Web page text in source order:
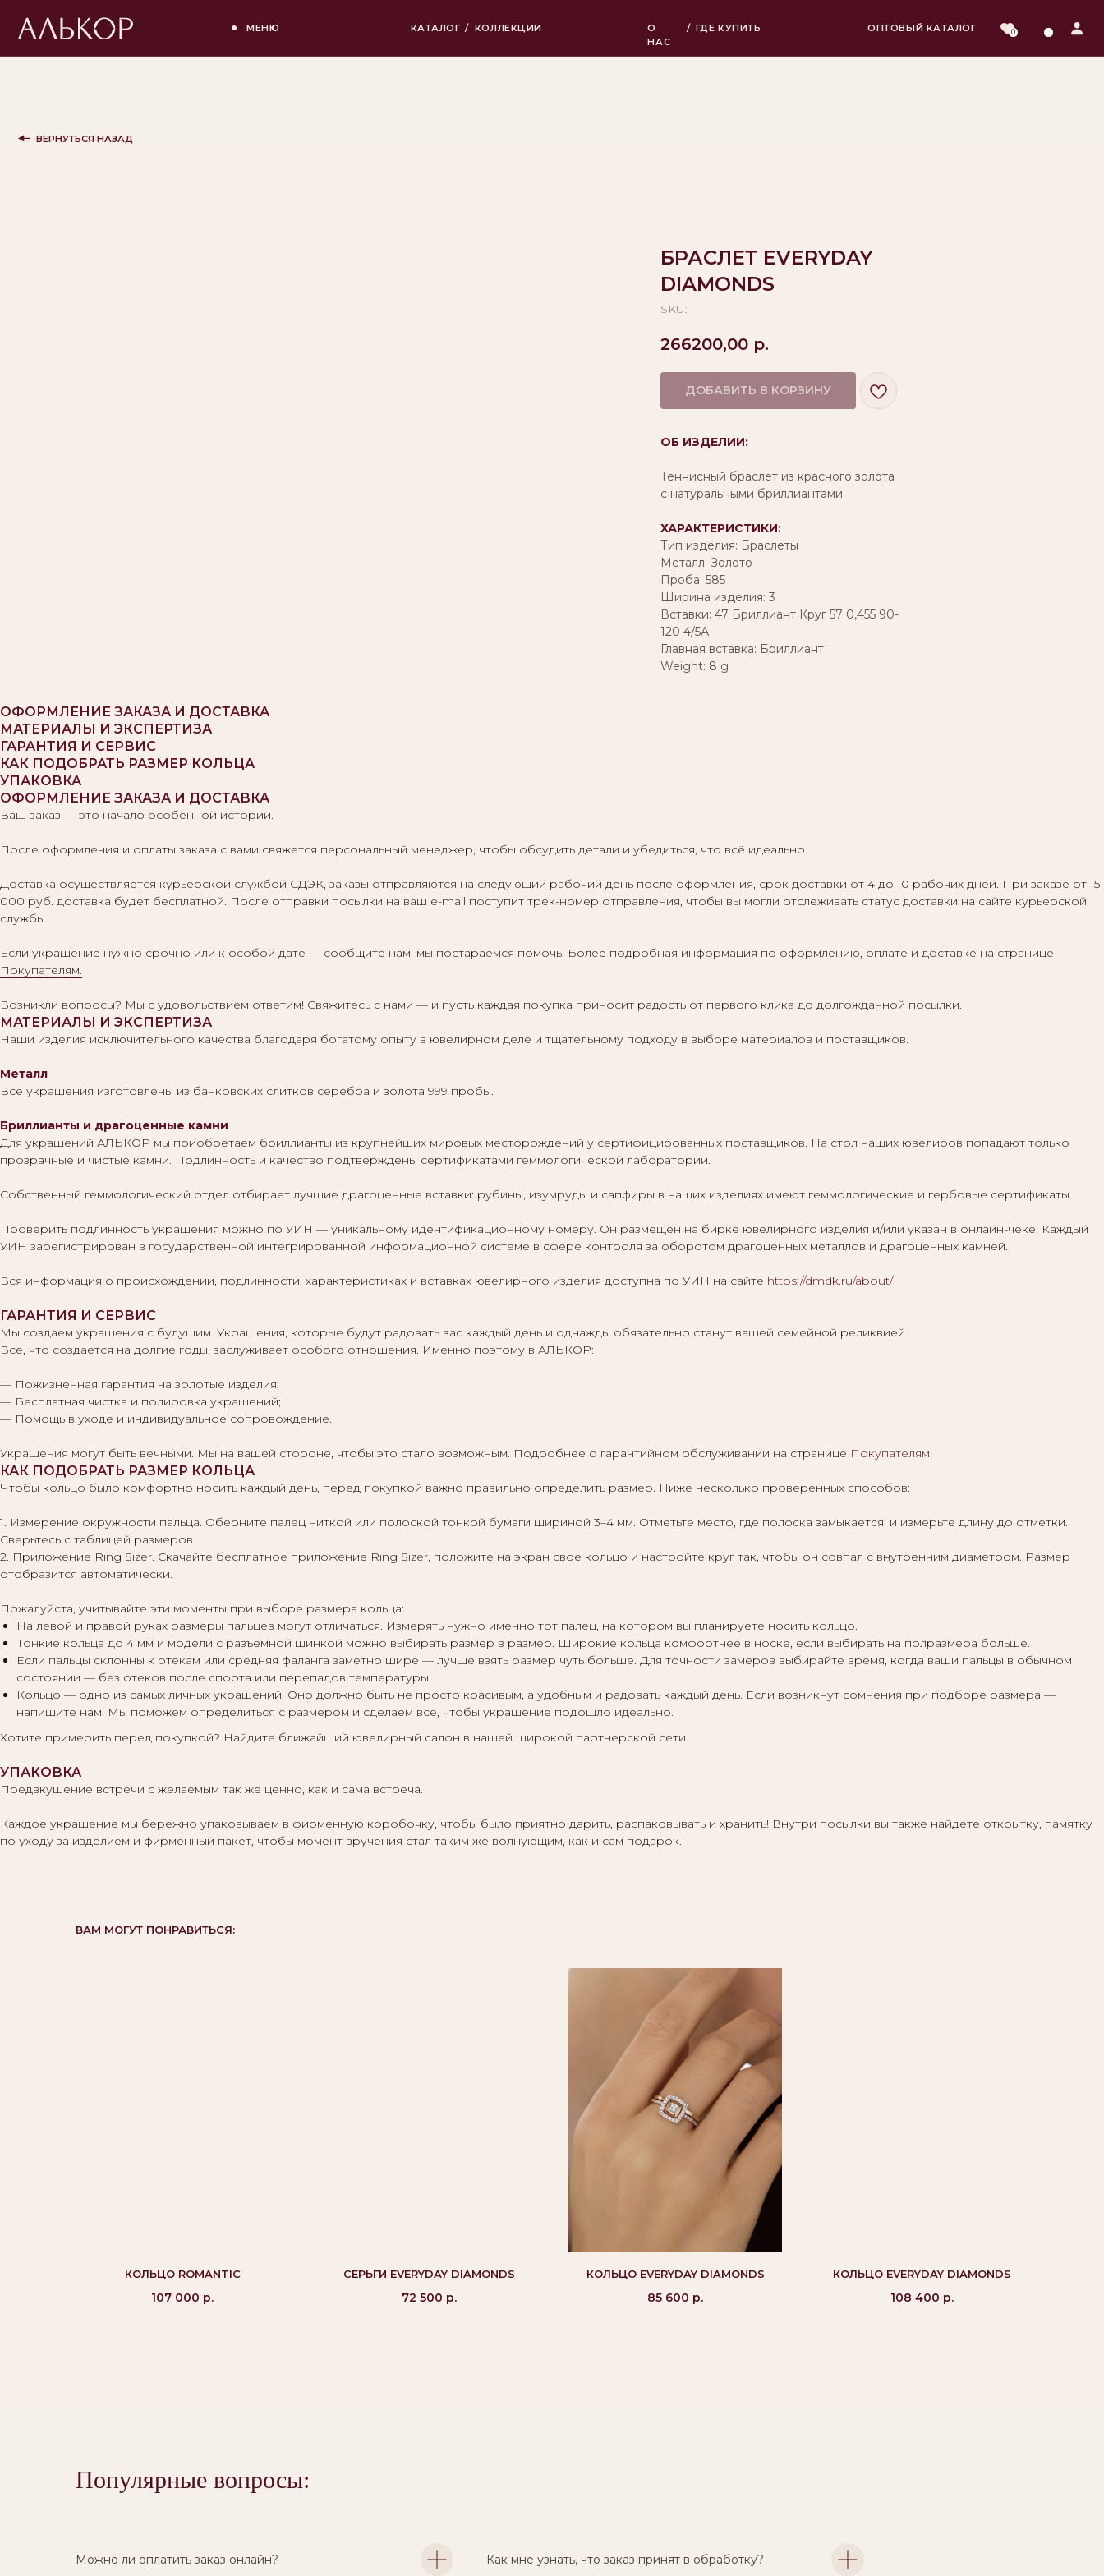
МЕНЮ КАТАЛОГ / КОЛЛЕКЦИИ ОПТОВЫЙ КАТАЛОГ
ГДЕ КУПИТЬ 0
БРАСЛЕТ EVERYDAY
DIAMONDS
SKU:
266200,00 р.
ДОБАВИТЬ В КОРЗИНУ
ОБ ИЗДЕЛИИ:
Теннисный браслет из красного золота
с натуральными бриллиантами
ХАРАКТЕРИСТИКИ:
Тип изделия: Браслеты
Металл: Золото
Проба: 585
Ширина изделия: 3
Вставки: 47 Бриллиант Круг 57 0,455 90-
120 4/5А
Главная вставка: Бриллиант
Weight: 8 g
ОФОРМЛЕНИЕ ЗАКАЗА И ДОСТАВКА
МАТЕРИАЛЫ И ЭКСПЕРТИЗА
ГАРАНТИЯ И СЕРВИС
КАК ПОДОБРАТЬ РАЗМЕР КОЛЬЦА
УПАКОВКА
ОФОРМЛЕНИЕ ЗАКАЗА И ДОСТАВКА
Ваш заказ — это начало особенной истории.
После оформления и оплаты заказа с вами свяжется персональный менеджер, чтобы обсудить детали и убедиться, что всё идеально.
Доставка осуществляется курьерской службой СДЭК, заказы отправляются на следующий рабочий день после оформления, срок доставки от 4 до 10 рабочих дней. При заказе от 15
000 руб. доставка будет бесплатной. После отправки посылки на ваш e-mail поступит трек-номер отправления, чтобы вы могли отслеживать статус доставки на сайте курьерской
службы.
Если украшение нужно срочно или к особой дате — сообщите нам, мы постараемся помочь. Более подробная информация по оформлению, оплате и доставке на странице
Покупателям.
Возникли вопросы? Мы с удовольствием ответим! Свяжитесь с нами — и пусть каждая покупка приносит радость от первого клика до долгожданной посылки.
МАТЕРИАЛЫ И ЭКСПЕРТИЗА
Наши изделия исключительного качества благодаря богатому опыту в ювелирном деле и тщательному подходу в выборе материалов и поставщиков.
Металл
Все украшения изготовлены из банковских слитков серебра и золота 999 пробы.
Бриллианты и драгоценные камни
Для украшений АЛЬКОР мы приобретаем бриллианты из крупнейших мировых месторождений у сертифицированных поставщиков. На стол наших ювелиров попадают только
прозрачные и чистые камни. Подлинность и качество подтверждены сертификатами геммологической лаборатории.
Собственный геммологический отдел отбирает лучшие драгоценные вставки: рубины, изумруды и сапфиры в наших изделиях имеют геммологические и гербовые сертификаты.
Проверить подлинность украшения можно по УИН — уникальному идентификационному номеру. Он размещен на бирке ювелирного изделия и/или указан в онлайн-чеке. Каждый
УИН зарегистрирован в государственной интегрированной информационной системе в сфере контроля за оборотом драгоценных металлов и драгоценных камней.
Вся информация о происхождении, подлинности, характеристиках и вставках ювелирного изделия доступна по УИН на сайте https://dmdk.ru/about/
ГАРАНТИЯ И СЕРВИС
Мы создаем украшения с будущим. Украшения, которые будут радовать вас каждый день и однажды обязательно станут вашей семейной реликвией.
Все, что создается на долгие годы, заслуживает особого отношения. Именно поэтому в АЛЬКОР:
— Пожизненная гарантия на золотые изделия;
— Бесплатная чистка и полировка украшений;
— Помощь в уходе и индивидуальное сопровождение.
Украшения могут быть вечными. Мы на вашей стороне, чтобы это стало возможным. Подробнее о гарантийном обслуживании на странице Покупателям.
КАК ПОДОБРАТЬ РАЗМЕР КОЛЬЦА
Чтобы кольцо было комфортно носить каждый день, перед покупкой важно правильно определить размер. Ниже несколько проверенных способов:
1. Измерение окружности пальца. Оберните палец ниткой или полоской тонкой бумаги шириной 3–4 мм. Отметьте место, где полоска замыкается, и измерьте длину до отметки.
Сверьтесь с таблицей размеров.
2. Приложение Ring Sizer. Скачайте бесплатное приложение Ring Sizer, положите на экран свое кольцо и настройте круг так, чтобы он совпал с внутренним диаметром. Размер
отобразится автоматически.
Пожалуйста, учитывайте эти моменты при выборе размера кольца:
На левой и правой руках размеры пальцев могут отличаться. Измерять нужно именно тот палец, на котором вы планируете носить кольцо.
Тонкие кольца до 4 мм и модели с разъемной шинкой можно выбирать размер в размер. Широкие кольца комфортнее в носке, если выбирать на полразмера больше.
Если пальцы склонны к отекам или средняя фаланга заметно шире — лучше взять размер чуть больше. Для точности замеров выбирайте время, когда ваши пальцы в обычном
состоянии — без отеков после спорта или перепадов температуры.
Кольцо — одно из самых личных украшений. Оно должно быть не просто красивым, а удобным и радовать каждый день. Если возникнут сомнения при подборе размера —
напишите нам. Мы поможем определиться с размером и сделаем всё, чтобы украшение подошло идеально.
Хотите примерить перед покупкой? Найдите ближайший ювелирный салон в нашей широкой партнерской сети.
УПАКОВКА
Предвкушение встречи с желаемым так же ценно, как и сама встреча.
Каждое украшение мы бережно упаковываем в фирменную коробочку, чтобы было приятно дарить, распаковывать и хранить! Внутри посылки вы также найдете открытку, памятку
по уходу за изделием и фирменный пакет, чтобы момент вручения стал таким же волнующим, как и сам подарок.
ВАМ МОГУТ ПОНРАВИТЬСЯ:
КОЛЬЦО ROMANTIC
107 000 р.
СЕРЬГИ EVERYDAY DIAMONDS
72 500 р.
КОЛЬЦО EVERYDAY DIAMONDS
85 600 р.
КОЛЬЦО EVERYDAY DIAMONDS
108 400 р.
Популярные вопросы:
Можно ли оплатить заказ онлайн? Как мне узнать, что заказ принят в обработку?